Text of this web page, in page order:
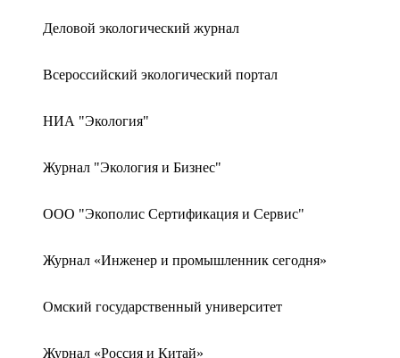
Деловой экологический журнал
Всероссийский экологический портал
НИА "Экология"
Журнал "Экология и Бизнес"
ООО "Экополис Сертификация и Сервис"
Журнал «Инженер и промышленник сегодня»
Омский государственный университет
Журнал «Россия и Китай»